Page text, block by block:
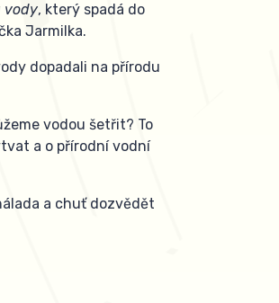
vody, který spadá do
Jarmilka.
dopadali na přírodu
vodou šetřit? To
a o přírodní vodní
a chuť dozvědět